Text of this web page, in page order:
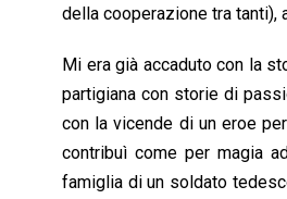
della cooperazione tra tanti),
Mi era già accaduto con la
partigiana con storie di
con la vicende di un eroe
contribuì come per magia
famiglia di un soldato